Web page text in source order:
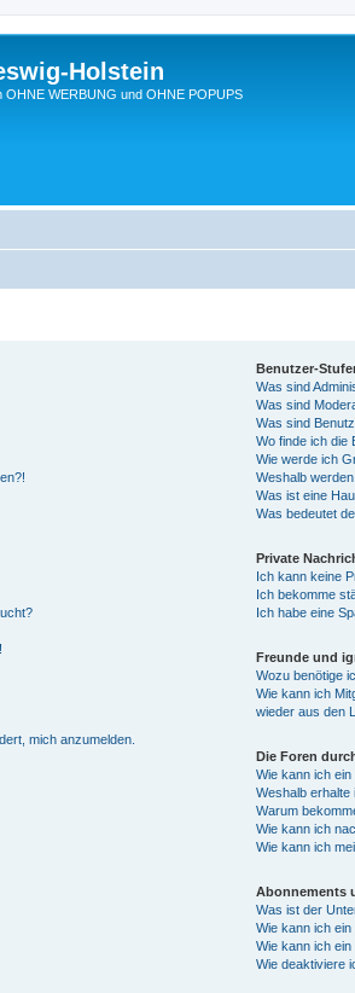
Holstein
WERBUNG und OHNE POPUPS
mich anzumelden.
Benutzer-
Was sind
Was sind
Was sind
Wo finde ich die
Wie werde ich
Weshalb
Was ist eine
Was bedeutet
Private
Ich kann keine
Ich bekomme
Ich habe eine
Freunde und
Wozu benötige
Wie kann ich
wieder aus den
Die Foren
Wie kann ich
Weshalb
Warum
Wie kann ich
Wie kann ich
Abonnements
Was ist der
Wie kann ich
Wie kann ich
Wie deaktiviere